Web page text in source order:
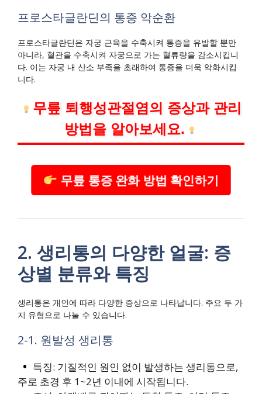
프로스타글란딘의 통증 악순환
프로스타글란딘은 자궁 근육을 수축시켜 통증을 유발할 뿐만
아니라, 혈관을 수축시켜 자궁으로 가는 혈류량을 감소시킵니
다. 이는 자궁 내 산소 부족을 초래하여 통증을 더욱 악화시킵
니다.
무릎 퇴행성관절염의 증상과 관리
방법을 알아보세요.
무릎 통증 완화 방법 확인하기
2. 생리통의 다양한 얼굴: 증
상별 분류와 특징
생리통은 개인에 따라 다양한 증상으로 나타납니다. 주요 두 가
지 유형으로 나눌 수 있습니다.
2-1. 원발성 생리통
특징: 기질적인 원인 없이 발생하는 생리통으로,
주로 초경 후 1~2년 이내에 시작됩니다.